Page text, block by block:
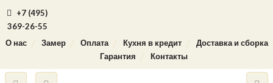
+7 (495)
369-26-55
О нас
Замер Оплата Кухня в кредит
Доставка и сборка
Гарантия
Контакты